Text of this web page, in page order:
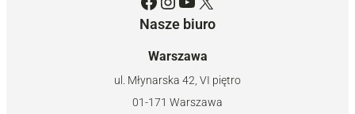
Nasze biuro
Warszawa
ul. Młynarska 42, VI piętro
01-171 Warszawa